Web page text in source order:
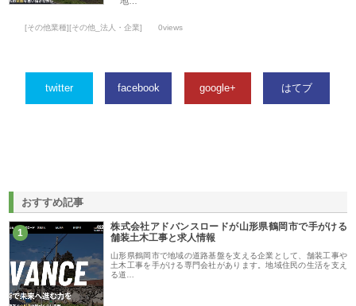
[その他業種][その他_法人・企業] 0views
twitter facebook google+ はてブ
おすすめ記事
1
株式会社アドバンスロードが山形県鶴岡市で手がける
舗装土木工事と求人情報
山形県鶴岡市で地域の道路基盤を支える企業として、舗装工事や
土木工事を手がける専門会社があります。地域住民の生活を支え
る道…